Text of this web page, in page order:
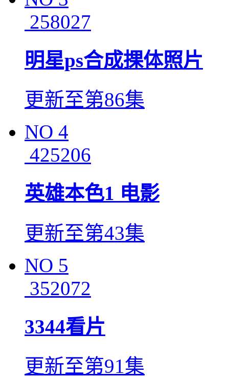
258027
明星ps合成捰体照片
更新至第86集
NO 4
425206
英雄本色1 电影
更新至第43集
NO 5
352072
3344看片
更新至第91集